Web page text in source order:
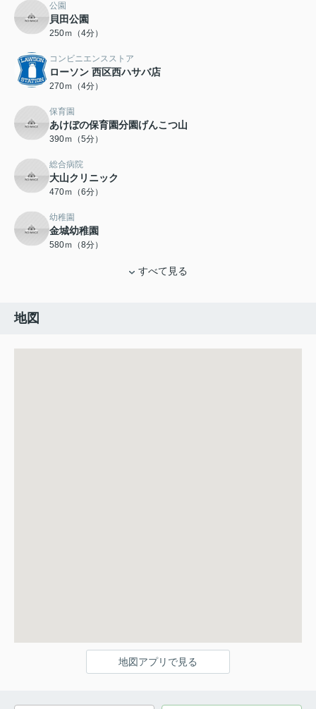
公園
貝田公園
250ｍ（4分）
コンビニエンスストア
ローソン 西区西ハサバ店
270ｍ（4分）
保育園
あけぼの保育園分園げんこつ山
390ｍ（5分）
総合病院
大山クリニック
470ｍ（6分）
幼稚園
金城幼稚園
580ｍ（8分）
すべて見る
地図
地図アプリで見る